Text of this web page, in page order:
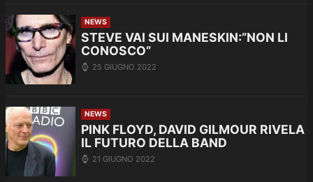
NEWS
STEVE VAI SUI MANESKIN:”NON LI
CONOSCO”
25 GIUGNO 2022
NEWS
PINK FLOYD, DAVID GILMOUR RIVELA
IL FUTURO DELLA BAND
21 GIUGNO 2022